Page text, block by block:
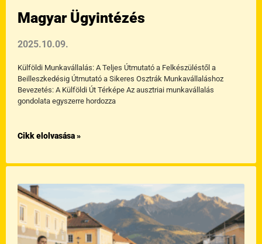
Magyar Ügyintézés
2025.10.09.
Külföldi Munkavállalás: A Teljes Útmutató a Felkészüléstől a
Beilleszkedésig Útmutató a Sikeres Osztrák Munkavállaláshoz
Bevezetés: A Külföldi Út Térképe Az ausztriai munkavállalás
gondolata egyszerre hordozza
Cikk elolvasása »